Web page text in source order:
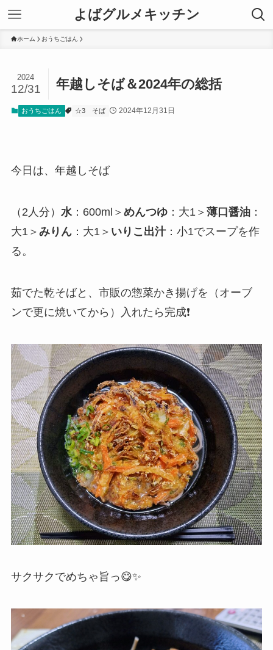
よばグルメキッチン
ホーム おうちごはん
年越しそば＆2024年の総括
2024
12/31
おうちごはん ☆3 そば 2024年12月31日
今日は、年越しそば
（2人分） 水：600ml＞ めんつゆ：大1＞ 薄口醤油：
大1＞ みりん：大1＞ いりこ出汁：小1でスープを作
る。
茹でた乾そばと、市販の惣菜かき揚げを（オーブ
ンで更に焼いてから）入れたら完成❗️
サクサクでめちゃ旨っ😋✨